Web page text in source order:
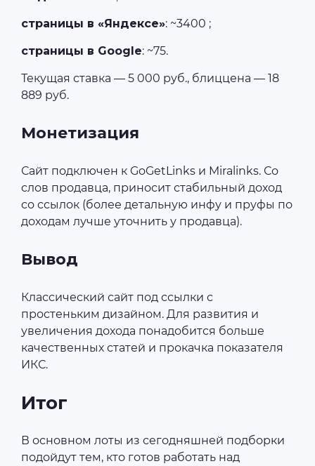
страницы в «Яндексе»: ~3400 ;
страницы в Google: ~75.
Текущая ставка — 5 000 руб., блиццена — 18
889 руб.
Монетизация
Сайт подключен к GoGetLinks и Miralinks. Со
слов продавца, приносит стабильный доход
со ссылок (более детальную инфу и пруфы по
доходам лучше уточнить у продавца).
Вывод
Классический сайт под ссылки с
простеньким дизайном. Для развития и
увеличения дохода понадобится больше
качественных статей и прокачка показателя
ИКС.
Итог
В основном лоты из сегодняшней подборки
подойдут тем, кто готов работать над